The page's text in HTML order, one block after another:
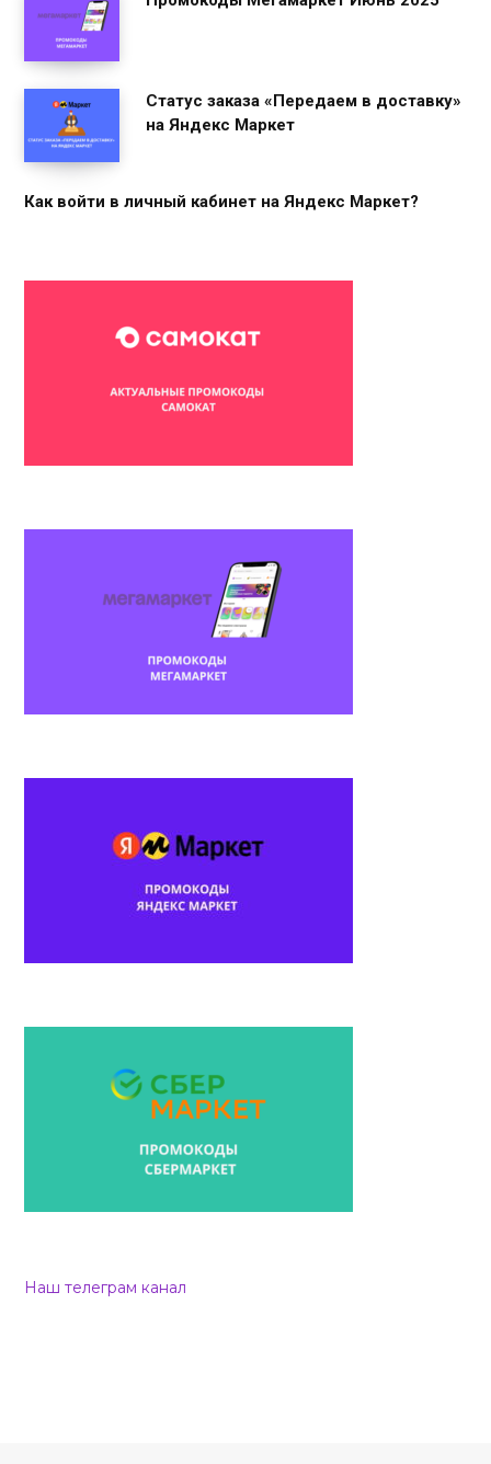
Статус заказа «Передаем в доставку»
на Яндекс Маркет
Как войти в личный кабинет на Яндекс Маркет?
Наш телеграм канал